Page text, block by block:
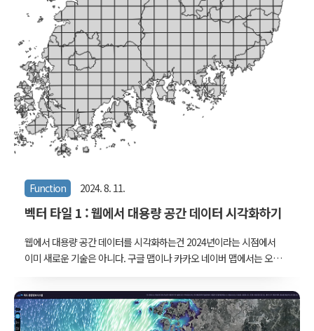
Function 2024. 8. 11.
벡터 타일 1 : 웹에서 대용량 공간 데이터 시각화하기
웹에서 대용량 공간 데이터를 시각화하는건 2024년이라는 시점에서
이미 새로운 기술은 아니다. 구글 맵이나 카카오 네이버 맵에서는 오래
들을 찾을 수 있도록 서비스 해 왔다. 브이월드 같은 3차원 지도 역시
서비스된 지 10년이 넘었다.그런데 그런 대규모 기업형 서비스가 아니
라 다소 소박한 환경에서 웹 컨텐츠를 만든다고 해보자. 로컬에서 파일